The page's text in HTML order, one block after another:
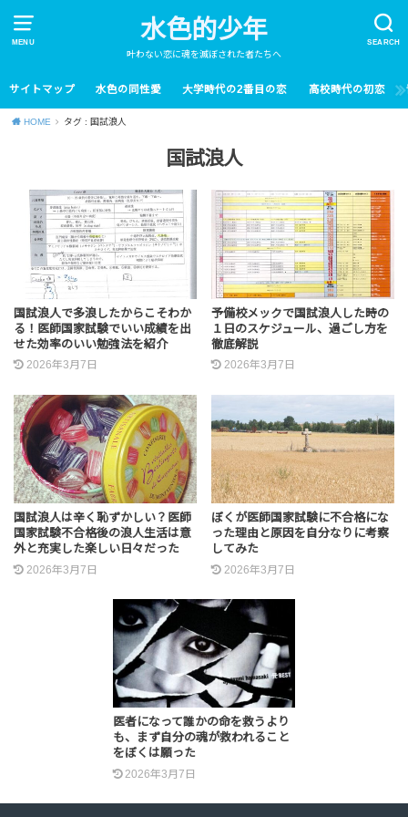
MENU SEARCH
水色的少年
叶わない恋に魂を滅ぼされた者たちへ
サイトマップ 水色の同性愛 大学時代の2番目の恋 高校時代の初恋
HOME タグ : 国試浪人
国試浪人
国試浪人で多浪したからこそわか
る！医師国家試験でいい成績を出
せた効率のいい勉強法を紹介
2026年3月7日
予備校メックで国試浪人した時の
１日のスケジュール、過ごし方を
徹底解説
2026年3月7日
国試浪人は辛く恥ずかしい？医師
国家試験不合格後の浪人生活は意
外と充実した楽しい日々だった
2026年3月7日
ぼくが医師国家試験に不合格にな
った理由と原因を自分なりに考察
してみた
2026年3月7日
医者になって誰かの命を救うより
も、まず自分の魂が救われること
をぼくは願った
2026年3月7日